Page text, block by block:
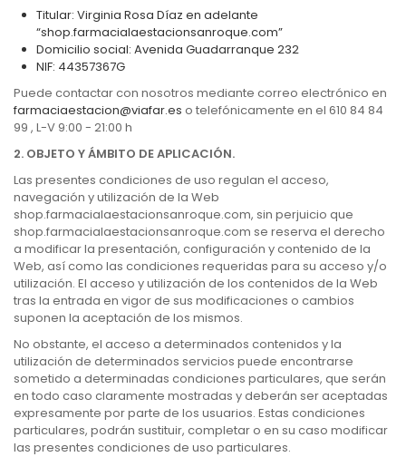
Titular: Virginia Rosa Díaz en adelante
“shop.farmacialaestacionsanroque.com”
Domicilio social: Avenida Guadarranque 232
NIF: 44357367G
Puede contactar con nosotros mediante correo electrónico en
farmaciaestacion@viafar.es o telefónicamente en el 610 84 84
99 , L-V 9:00 - 21:00 h
2. OBJETO Y ÁMBITO DE APLICACIÓN.
Las presentes condiciones de uso regulan el acceso,
navegación y utilización de la Web
shop.farmacialaestacionsanroque.com, sin perjuicio que
shop.farmacialaestacionsanroque.com se reserva el derecho
a modificar la presentación, configuración y contenido de la
Web, así como las condiciones requeridas para su acceso y/o
utilización. El acceso y utilización de los contenidos de la Web
tras la entrada en vigor de sus modificaciones o cambios
suponen la aceptación de los mismos.
No obstante, el acceso a determinados contenidos y la
utilización de determinados servicios puede encontrarse
sometido a determinadas condiciones particulares, que serán
en todo caso claramente mostradas y deberán ser aceptadas
expresamente por parte de los usuarios. Estas condiciones
particulares, podrán sustituir, completar o en su caso modificar
las presentes condiciones de uso particulares.